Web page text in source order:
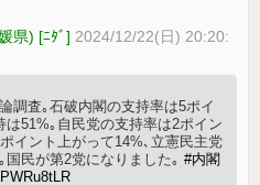
県) [ﾆﾀﾞ] 2024/12/22(日) 20:20:
調査｡石破内閣の支持率は5ポイ
51%｡自民党の支持率は2ポイン
イント上がって14%､立憲民主党
国民が第2党になりました｡#内閣